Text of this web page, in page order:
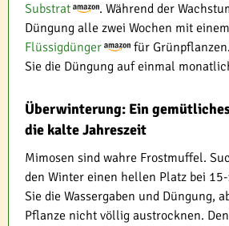
Substrat
. Während der
Düngung alle zwei Wochen mit
Flüssigdünger
für
Sie die Düngung auf einmal
Überwinterung: Ein
die kalte Jahreszeit
Mimosen sind wahre Frostmuffel.
den Winter einen hellen Platz bei 15-
Sie die Wassergaben und Düngung,
Pflanze nicht völlig austrocknen.